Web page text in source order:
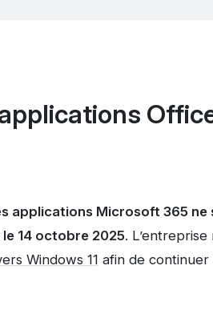
applications Microsoft 365 ne
14 octobre 2025.
Windows 11 afin de continuer